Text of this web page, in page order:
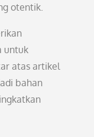
otentik.
untuk
atas artikel
bahan